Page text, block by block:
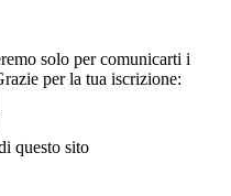
solo per comunicarti i
per la tua iscrizione:
questo sito